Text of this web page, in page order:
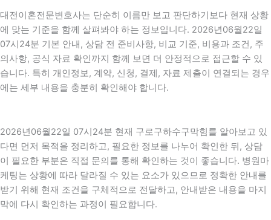
대전이혼전문변호사는 단순히 이름만 보고 판단하기보다 현재 상황
에 맞는 기준을 함께 살펴봐야 하는 정보입니다. 2026년06월22일
07시24분 기본 안내, 상담 전 준비사항, 비교 기준, 비용과 조건, 주
의사항, 공식 자료 확인까지 함께 보면 더 안정적으로 접근할 수 있
습니다. 특히 개인정보, 계약, 신청, 결제, 자료 제출이 연결되는 경우
에는 세부 내용을 충분히 확인해야 합니다.
2026년06월22일 07시24분 현재 구로구하수구막힘를 알아보고 있
다면 먼저 목적을 정리하고, 필요한 정보를 나누어 확인한 뒤, 상담
이 필요한 부분은 직접 문의를 통해 확인하는 것이 좋습니다. 병원마
케팅는 상황에 따라 달라질 수 있는 요소가 있으므로 정확한 안내를
받기 위해 현재 조건을 구체적으로 전달하고, 안내받은 내용을 마지
막에 다시 확인하는 과정이 필요합니다.